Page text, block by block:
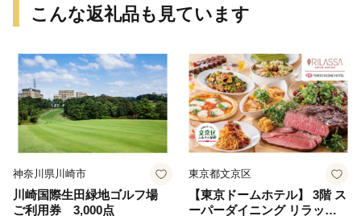
こんな返礼品も見ています
神奈川県川崎市
川崎国際生田緑地ゴルフ場
ご利用券 3,000点
東京都文京区
【東京ドームホテル】 3階 ス
ーパーダイニング リラッサ